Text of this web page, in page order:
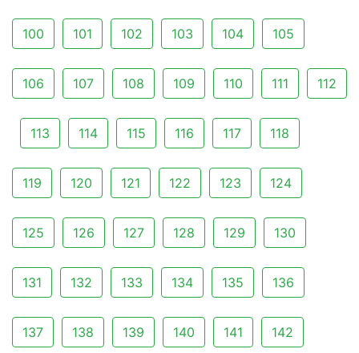
100 101 102 103 104 105
106 107 108 109 110 111 112
113 114 115 116 117 118
119 120 121 122 123 124
125 126 127 128 129 130
131 132 133 134 135 136
137 138 139 140 141 142